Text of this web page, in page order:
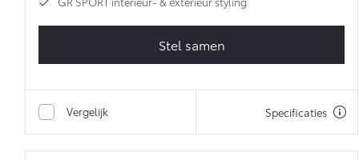
Stel samen
Vergelijk Specificaties